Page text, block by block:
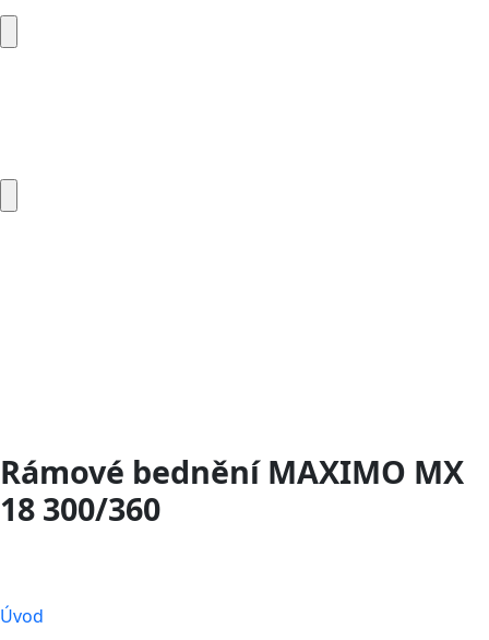
Rámové bednění MAXIMO MX
18 300/360
Úvod